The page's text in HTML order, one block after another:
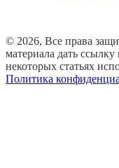
© 2026, Все права
материала дать ссылку
некоторых статьях
Политика